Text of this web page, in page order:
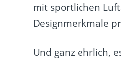
mit sportlichen
Designmerkmale
Und ganz ehrlich,